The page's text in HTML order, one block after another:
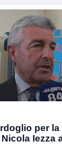
per la
Iezza